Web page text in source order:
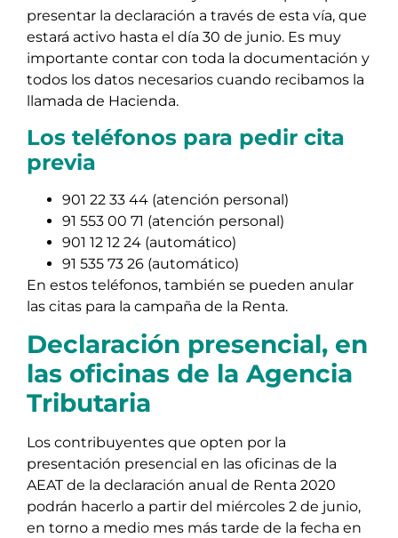
presentar la declaración a través de esta vía, que
estará activo hasta el día 30 de junio. Es muy
importante contar con toda la documentación y
todos los datos necesarios cuando recibamos la
llamada de Hacienda.
Los teléfonos para pedir cita
previa
901 22 33 44 (atención personal)
91 553 00 71 (atención personal)
901 12 12 24 (automático)
91 535 73 26 (automático)
En estos teléfonos, también se pueden anular
las citas para la campaña de la Renta.
Declaración presencial, en
las oficinas de la Agencia
Tributaria
Los contribuyentes que opten por la
presentación presencial en las oficinas de la
AEAT de la declaración anual de Renta 2020
podrán hacerlo a partir del miércoles 2 de junio,
en torno a medio mes más tarde de la fecha en